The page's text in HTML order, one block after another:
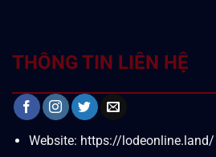
THÔNG TIN LIÊN HỆ
Website: https://lodeonline.land/